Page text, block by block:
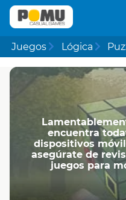
Juegos Lógica
encuentra
dispositivos
asegúrate de
juegos para